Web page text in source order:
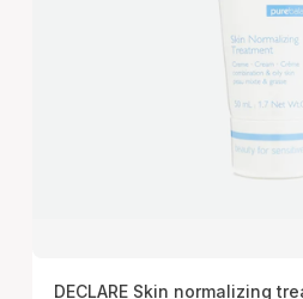
DECLARE Skin normalizing